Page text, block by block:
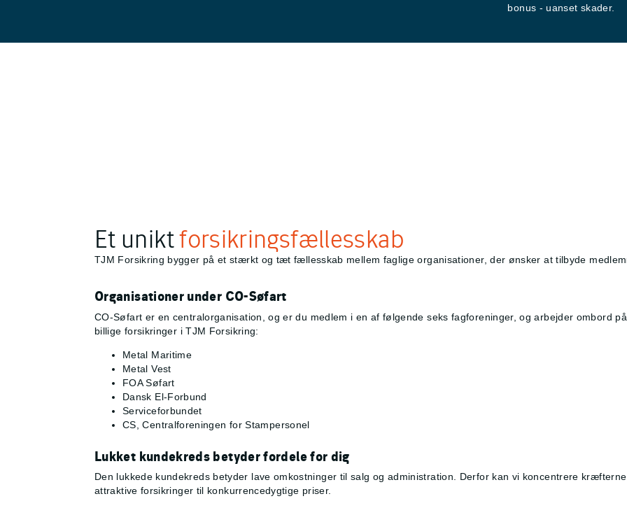
bonus - uanset skader.
Et uniktforsikringsfællesskab
TJM Forsikring bygger på et stærkt og tæt fællesskab mellem faglige organisationer, der ønsker at tilbyde
Organisationer under CO-Søfart
CO-Søfart er en centralorganisation, og er du medlem i en af følgende seks fagforeninger, og arbejder ombord
billige forsikringer i TJM Forsikring:
Metal Maritime
Metal Vest
FOA Søfart
Dansk El-Forbund
Serviceforbundet
CS, Centralforeningen for Stampersonel
Lukket kundekreds betyder fordele for dig
Den lukkede kundekreds betyder lave omkostninger til salg og administration. Derfor kan vi koncentrere
attraktive forsikringer til konkurrencedygtige priser.